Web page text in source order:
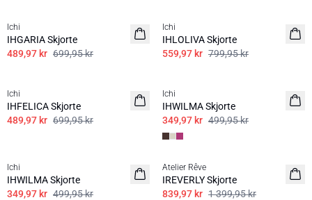
Ichi
IHGARIA Skjorte
489,97 kr 699,95 kr
Ichi
IHLOLIVA Skjorte
559,97 kr 799,95 kr
Ichi
IHFELICA Skjorte
489,97 kr 699,95 kr
Ichi
IHWILMA Skjorte
349,97 kr 499,95 kr
Ichi
IHWILMA Skjorte
349,97 kr 499,95 kr
SALE | 40%
Atelier Rêve
IREVERLY Skjorte
839,97 kr 1 399,95 kr